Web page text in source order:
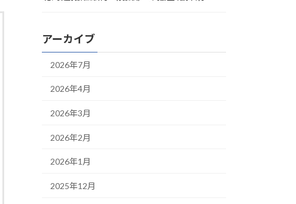
アーカイブ
2026年7月
2026年4月
2026年3月
2026年2月
2026年1月
2025年12月